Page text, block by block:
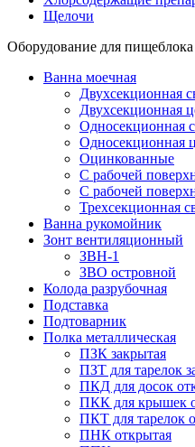
Щелочи
Оборудование для пищеблока
Ванна моечная
Двухсекционная
Двухсекционная
Односекционная
Односекционная
Оцинкованные
С рабочей
С рабочей
Трехсекционная
Ванна рукомойник
Зонт вентиляционный
ЗВН-1
ЗВО островной
Колода разрубочная
Подставка
Подтоварник
Полка металлическая
ПЗК закрытая
ПЗТ для тарелок
ПКД для досок
ПКК для крышек
ПКТ для тарелок
ПНК открытая